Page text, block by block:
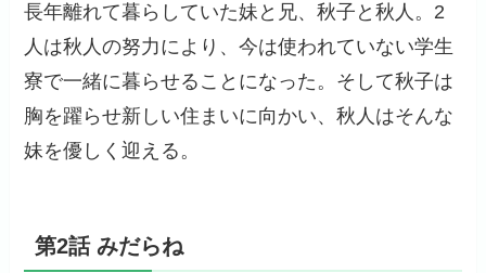
長年離れて暮らしていた妹と兄、秋子と秋人。2
人は秋人の努力により、今は使われていない学生
寮で一緒に暮らせることになった。そして秋子は
胸を躍らせ新しい住まいに向かい、秋人はそんな
妹を優しく迎える。
第2話 みだらね